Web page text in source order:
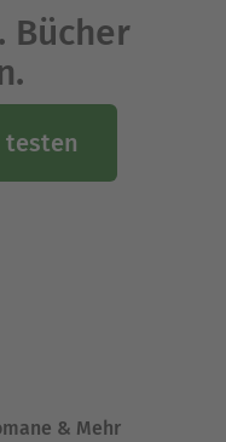
Bücher
testen
& Mehr